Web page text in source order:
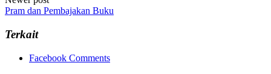
Pram dan Pembajakan Buku
Terkait
Facebook Comments